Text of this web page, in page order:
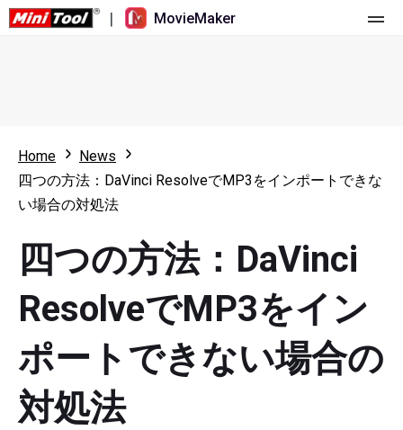
| MovieMaker
更新履歴
マルチトラック動画編集
アスペクト比
速度変更/リバース
トリミング/スプリット/クロップ
リソース
ビデオ編集のヒント
画面録画ツール
動画変換ツール
オンライン動画ダウンロード ツール
Home
News
四つの方法：DaVinci ResolveでMP3をインポートできな
い場合の対処法
四つの方法：DaVinci
ResolveでMP3をイン
ポートできない場合の
対処法